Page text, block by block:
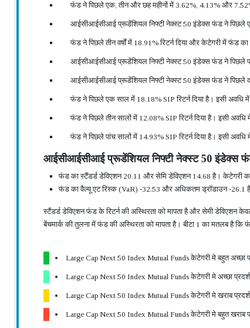
फंड ने पिछले एक, तीन और छह महीनों में 3.62%, 4.13% और
आईसीआईसीआई प्रूडेंशियल निफ्टी नेक्स्ट 50 इंडेक्स फंड ने पिछले
फंड ने पिछले तीन वर्षों में 18.91% रिटर्न दिया और केटेगरी में फंड
आईसीआईसीआई प्रूडेंशियल निफ्टी नेक्स्ट 50 इंडेक्स फंड ने पिछले
आईसीआईसीआई प्रूडेंशियल निफ्टी नेक्स्ट 50 इंडेक्स फंड ने पिछले
फंड ने पिछले एक साल में 18.18% SIP रिटर्न दिया है। इसी
फंड ने पिछले तीन सालों में 12.08% SIP रिटर्न दिया है। इसी
फंड ने पिछले पांच सालों में 14.93% SIP रिटर्न दिया है। इसी
आईसीआईसीआई प्रूडेंशियल निफ्टी नेक्स्ट 50 इंडेक्स
फंड का स्टैंडर्ड डेविएशन 20.11 और सेमि डेविएशन 14.68 है। केटेगरी
फंड का वैल्यू एट रिस्क (VaR) -32.53 और अधिकतम ड्रॉडाउन -
स्टैंडर्ड डेविएशन फंड के रिटर्न की अस्थिरता को मापता है और सेमी डेविएशन
बेंचमार्क की तुलना में फंड की अस्थिरता को मापता है। बीटा 1 का मतलब है
Large Cap Next 50 Index Mutual Funds केटेगरी मे बहुत अच्छा
Large Cap Next 50 Index Mutual Funds केटेगरी मे अच्छा
Large Cap Next 50 Index Mutual Funds केटेगरी मे खराब
Large Cap Next 50 Index Mutual Funds केटेगरी मे बहुत खराब